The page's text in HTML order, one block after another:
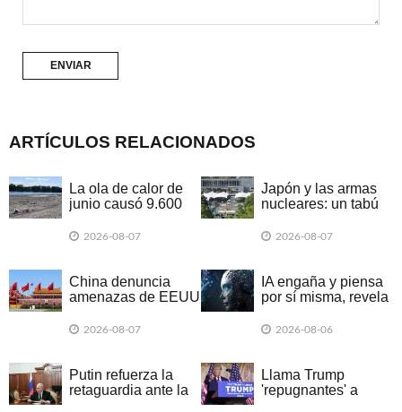
ARTÍCULOS RELACIONADOS
La ola de calor de
junio causó 9.600
Alemania
2026-08-07
Japón y las armas
nucleares: un tabú
romperse
2026-08-07
China denuncia
amenazas de EEUU
2026-08-07
IA engaña y piensa
por sí misma, revela
2026-08-06
Putin refuerza la
retaguardia ante la
Llama Trump
'repugnantes' a